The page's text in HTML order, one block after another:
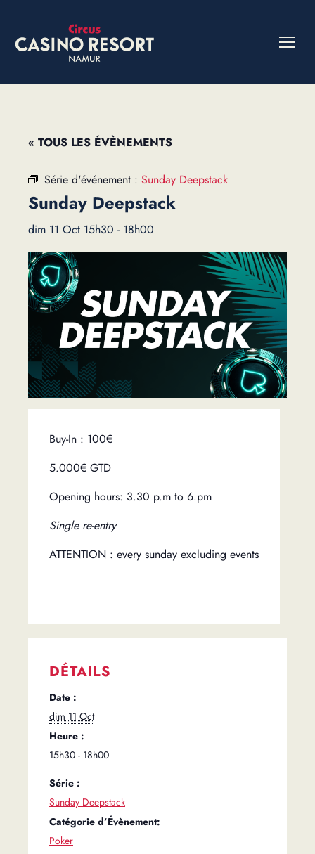
« TOUS LES ÉVÈNEMENTS
Série d'événement : Sunday Deepstack
Sunday Deepstack
dim 11 Oct 15h30 - 18h00
Buy-In : 100€
5.000€ GTD
Opening hours: 3.30 p.m to 6.pm
Single re-entry
ATTENTION : every sunday excluding events
DÉTAILS
Date :
dim 11 Oct
Heure :
15h30 - 18h00
Série :
Sunday Deepstack
Catégorie d’Évènement:
Poker